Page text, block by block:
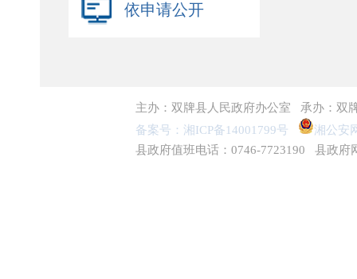
依申请公开
主办：双牌县人民政府办公室 承办：
备案号：湘ICP备14001799号
湘公安
县政府值班电话：0746-7723190 县政府